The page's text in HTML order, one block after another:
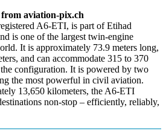
aviation-pix.ch
A6-ETI, is part of Etihad
is one of the largest twin-engine
It is approximately 73.9 meters long,
and can accommodate 315 to 370
the configuration. It is powered by two
the most powerful in civil aviation.
13,650 kilometers, the A6-ETI
non-stop – efficiently, reliably,